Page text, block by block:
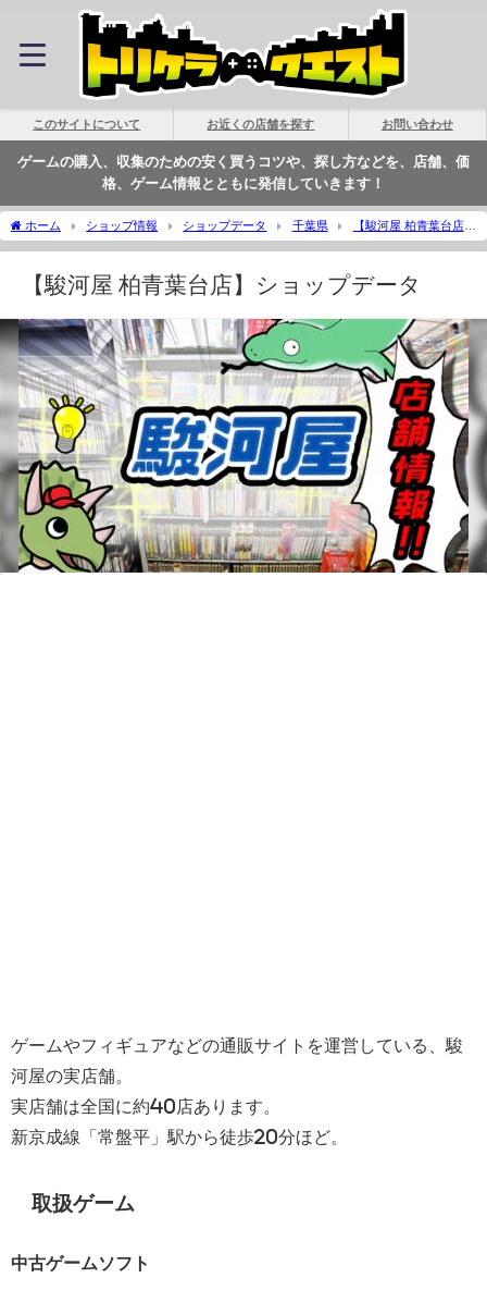
このサイトについて お近くの店舗を探す お問い合わせ
ゲームの購入、収集のための安く買うコツや、探し方などを、店舗、価
格、ゲーム情報とともに発信していきます！
ホーム ショップ情報 ショップデータ 千葉県
【駿河屋 柏青葉台店】
ショップデータ | トリケラクエスト
【駿河屋 柏青葉台店】ショップデータ
ゲームやフィギュアなどの通販サイトを運営している、駿
河屋の実店舗。
実店舗は全国に約40店あります。
新京成線「常盤平」駅から徒歩20分ほど。
取扱ゲーム
中古ゲームソフト